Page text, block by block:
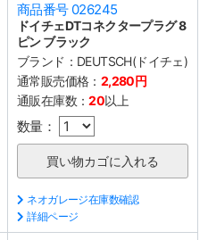
商品番号 026245
ドイチェDTコネクタープラグ 8
ピン ブラック
ブランド： DEUTSCH(ドイチェ)
通常販売価格： 2,280円
通販在庫数：20以上
数量：
ネオガレージ在庫数確認
詳細ページ